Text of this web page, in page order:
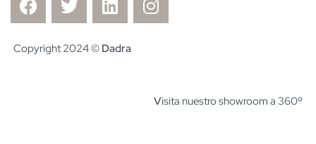
Copyright 2024 © Dadra
Visita nuestro showroom a 360º